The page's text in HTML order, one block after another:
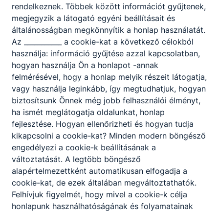
rendelkeznek. Többek között információt gyűjtenek,
megjegyzik a látogató egyéni beállításait és
általánosságban megkönnyítik a honlap használatát.
Az ___________ a cookie-kat a következő célokból
használja: információ gyűjtése azzal kapcsolatban,
hogyan használja Ön a honlapot -annak
felmérésével, hogy a honlap melyik részeit látogatja,
vagy használja leginkább, így megtudhatjuk, hogyan
biztosítsunk Önnek még jobb felhasználói élményt,
ha ismét meglátogatja oldalunkat, honlap
fejlesztése. Hogyan ellenőrizheti és hogyan tudja
kikapcsolni a cookie-kat? Minden modern böngésző
engedélyezi a cookie-k beállításának a
változtatását. A legtöbb böngésző
alapértelmezettként automatikusan elfogadja a
cookie-kat, de ezek általában megváltoztathatók.
Felhívjuk figyelmét, hogy mivel a cookie-k célja
honlapunk használhatóságának és folyamatainak